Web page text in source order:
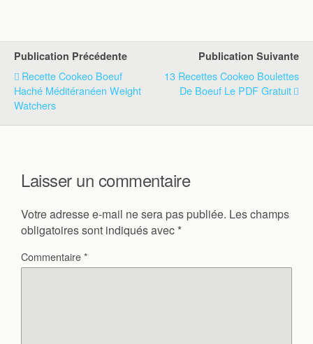
Publication Précédente
Recette Cookeo Boeuf
Haché Méditéranéen Weight
Watchers
Publication Suivante
13 Recettes Cookeo Boulettes
De Boeuf Le PDF Gratuit
Laisser un commentaire
Votre adresse e-mail ne sera pas publiée. Les champs
obligatoires sont indiqués avec *
Commentaire*